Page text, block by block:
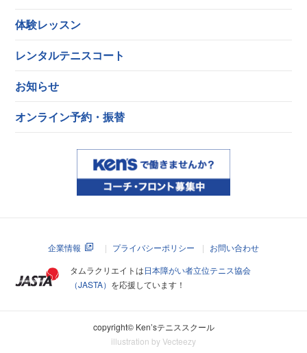
体験レッスン
レンタルテニスコート
お知らせ
オンライン予約・振替
企業情報 プライバシーポリシー
お問い合わせ
タムラクリエイトは日本障がい者立位テニス協会
（JASTA） を応援しています！
copyright© Ken’sテニススクール
illustration by Vecteezy